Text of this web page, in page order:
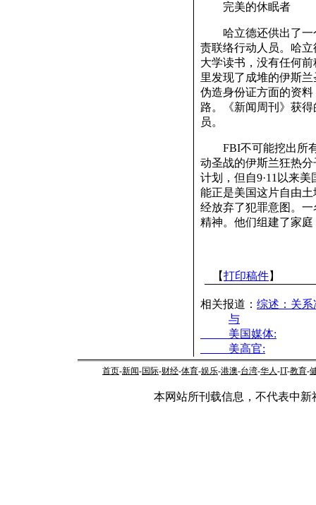
完美的休眠者
哈立德还供出了一个
责联络行动人员。哈
大学读书，没有任何
里发现了成堆的伊斯
伪造身份证方面的资
路。《新闻周刊》获
员。
FBI不可能挖出所有
动圣战的伊斯兰狂热
计划，但自9·11以来
能正是美国这片自由
经放弃了犯罪意图。
精神。他们组建了家
【打印稿件】
相关报道： 综述：关
与
美国媒体:
美高官:
首页-新闻-国际-财经-体育-娱乐-港澳-台湾-华人-IT-教育-
本网站所刊载信息，不代表中